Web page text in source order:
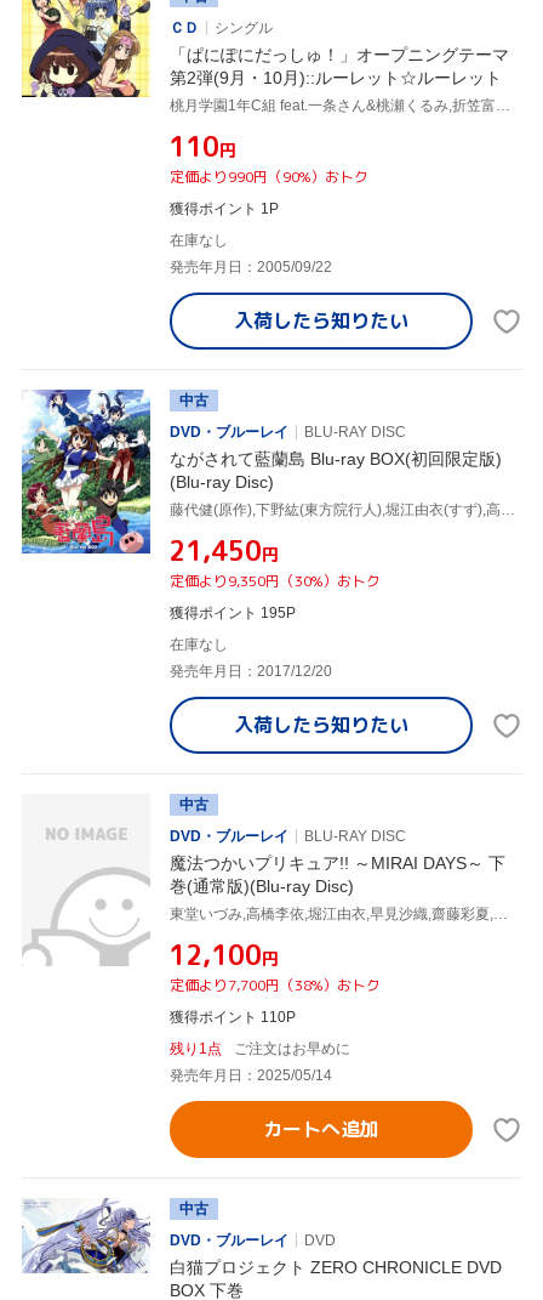
ＣＤ
シングル
「ぱにぽにだっしゅ！」オープニングテーマ
第2弾(9月・10月)::ルーレット☆ルーレット
桃月学園1年C組 feat.一条さん&桃瀬くるみ,折笠富美子(片桐姫子),雪野五月(橘玲),堀江由衣(上原都),阪田佳代(6号さん(鈴木さやか))
¥110円
定価より990円（90%）おトク
獲得ポイント 1P
在庫なし
発売年月日：2005/09/22
入荷したら知りたい
中古
DVD・ブルーレイ
BLU-RAY DISC
ながされて藍蘭島 Blu-ray BOX(初回限定版)
(Blu-ray Disc)
藤代健(原作),下野紘(東方院行人),堀江由衣(すず),高橋美佳子(まち),細田直人(キャラクターデザイン),水谷広実(音楽)
¥21,450円
定価より9,350円（30%）おトク
獲得ポイント 195P
在庫なし
発売年月日：2017/12/20
入荷したら知りたい
中古
DVD・ブルーレイ
BLU-RAY DISC
魔法つかいプリキュア!! ～MIRAI DAYS～ 下
巻(通常版)(Blu-ray Disc)
東堂いづみ,高橋李依,堀江由衣,早見沙織,齋藤彩夏,豊永利行,袖山麻美,高木洋
¥12,100円
定価より7,700円（38%）おトク
獲得ポイント 110P
残り1点
ご注文はお早めに
発売年月日：2025/05/14
カートへ追加
中古
DVD・ブルーレイ
DVD
白猫プロジェクト ZERO CHRONICLE DVD
BOX 下巻